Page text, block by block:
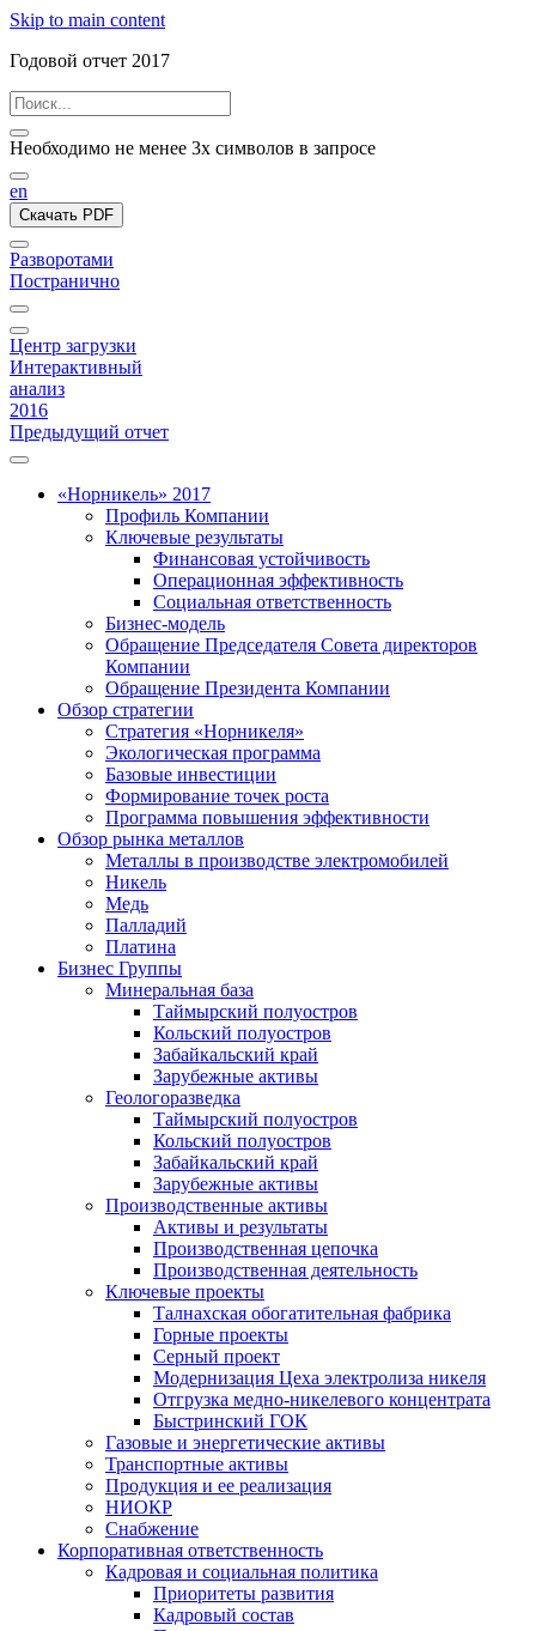
Skip to main content
Годовой отчет 2017
Необходимо не менее 3х символов в запросе
en
Скачать PDF
Разворотами
Постранично
Центр загрузки
Интерактивный
анализ
2016
Предыдущий отчет
«Норникель» 2017
Профиль Компании
Ключевые результаты
Финансовая устойчивость
Операционная эффективность
Социальная ответственность
Бизнес-модель
Обращение Председателя Совета директоров
Компании
Обращение Президента Компании
Обзор стратегии
Стратегия «Норникеля»
Экологическая программа
Базовые инвестиции
Формирование точек роста
Программа повышения эффективности
Обзор рынка металлов
Металлы в производстве электромобилей
Никель
Медь
Палладий
Платина
Бизнес Группы
Минеральная база
Таймырский полуостров
Кольский полуостров
Забайкальский край
Зарубежные активы
Геологоразведка
Таймырский полуостров
Кольский полуостров
Забайкальский край
Зарубежные активы
Производственные активы
Активы и результаты
Производственная цепочка
Производственная деятельность
Ключевые проекты
Талнахская обогатительная фабрика
Горные проекты
Серный проект
Модернизация Цеха электролиза никеля
Отгрузка медно-никелевого концентрата
Быстринский ГОК
Газовые и энергетические активы
Транспортные активы
Продукция и ее реализация
НИОКР
Снабжение
Корпоративная ответственность
Кадровая и социальная политика
Приоритеты развития
Кадровый состав